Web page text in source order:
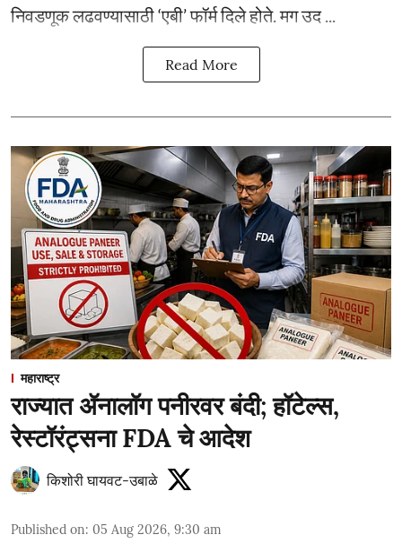
निवडणूक लढवण्यासाठी ‘एबी’ फॉर्म दिले होते. मग उद ...
Read More
महाराष्ट्र
राज्यात ॲनालॉग पनीरवर बंदी; हॉटेल्स,
रेस्टॉरंट्सना FDA चे आदेश
किशोरी घायवट-उबाळे
Published on: 05 Aug 2026, 9:30 am